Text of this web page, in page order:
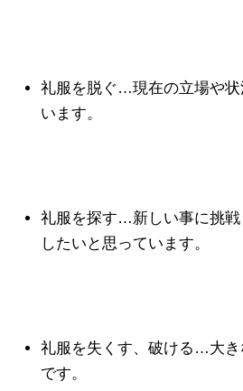
礼服を脱ぐ…現在の立場や状
います。
礼服を探す…新しい事に挑
したいと思っています。
礼服を失くす、破ける…大
です。